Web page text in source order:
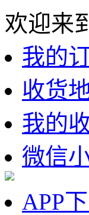
欢迎来
我的
收货
我的
微信
APP